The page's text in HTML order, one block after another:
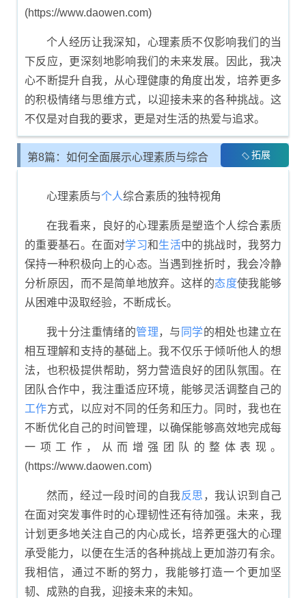
(https://www.daowen.com)
个人经历让我深知，心理素质不仅影响我们的当
下反应，更深刻地影响我们的未来发展。因此，我决
心不断提升自我，从心理健康的角度出发，培养更多
的积极情绪与思维方式，以迎接未来的各种挑战。这
不仅是对自我的要求，更是对生活的热爱与追求。
第8篇：如何全面展示心理素质与综合 拓展
心理素质与个人综合素质的独特视角
在我看来，良好的心理素质是塑造个人综合素质
的重要基石。在面对学习和生活中的挑战时，我努力
保持一种积极向上的心态。当遇到挫折时，我会冷静
分析原因，而不是简单地放弃。这样的态度使我能够
从困难中汲取经验，不断成长。
我十分注重情绪的管理，与 同学的相处也建立在
相互理解和支持的基础上。我不仅乐于倾听他人的想
法，也积极提供帮助，努力营造良好的团队氛围。在
团队合作中，我注重适应环境，能够灵活调整自己的
工作方式，以应对不同的任务和压力。同时，我也在
不断优化自己的时间管理，以确保能够高效地完成每
一项工作，从而增强团队的整体表现。
(https://www.daowen.com)
然而，经过一段时间的自我反思 ，我认识到自己
在面对突发事件时的心理韧性还有待加强。未来，我
计划更多地关注自己的内心成长，培养更强大的心理
承受能力，以便在生活的各种挑战上更加游刃有余。
我相信，通过不断的努力，我能够打造一个更加坚
韧、成熟的自我，迎接未来的未知。